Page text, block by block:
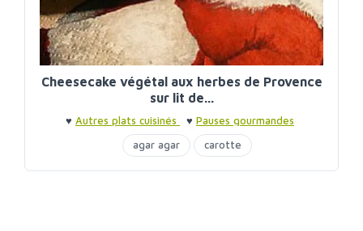
Cheesecake végétal aux herbes de Provence
sur lit de...
♥ Autres plats cuisinés ♥ Pauses gourmandes
agar agar
carotte